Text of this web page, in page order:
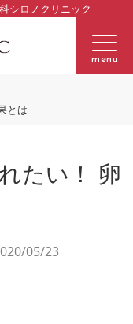
シロノクリニック
menu
とは
たい！ 卵
05/23